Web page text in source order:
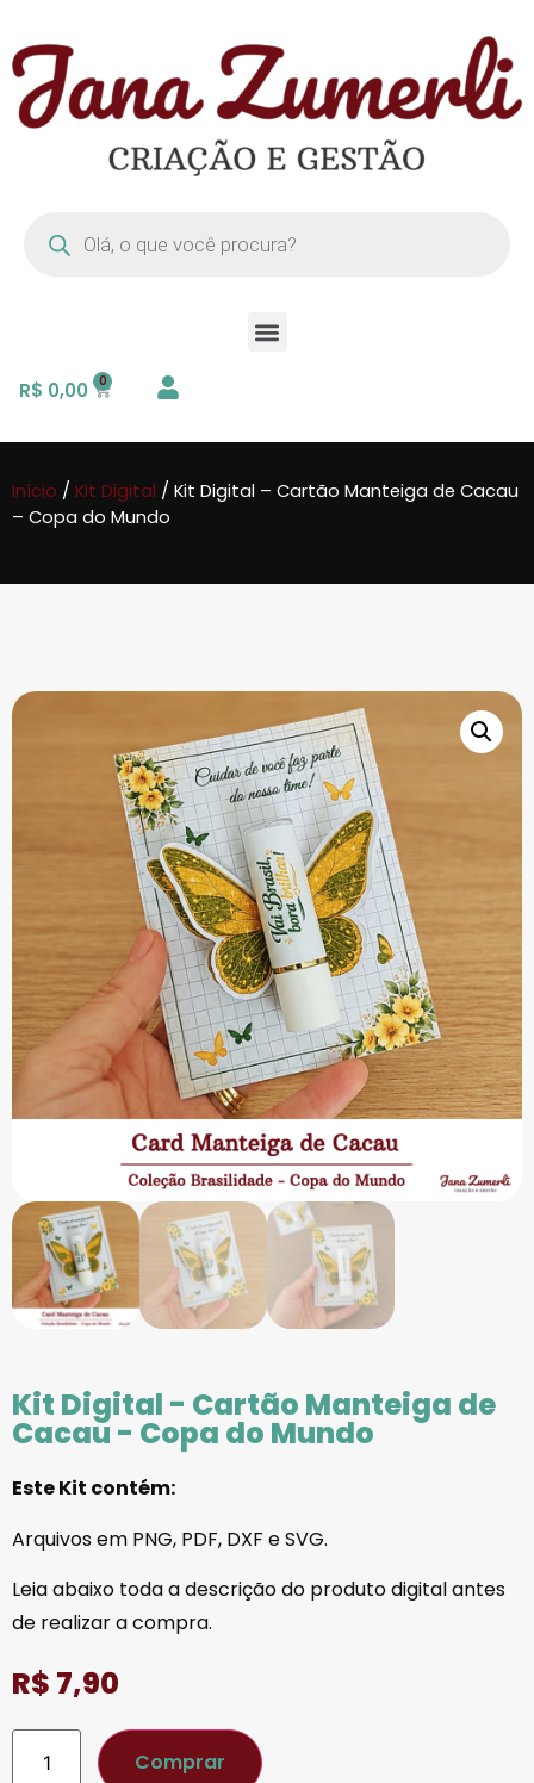
R$ 0,00
Início / Kit Digital / Kit Digital – Cartão Manteiga de Cacau
– Copa do Mundo
Kit Digital - Cartão Manteiga de
Cacau - Copa do Mundo
Este Kit contém:
Arquivos em PNG, PDF, DXF e SVG.
Leia abaixo toda a descrição do produto digital antes
de realizar a compra.
R$ 7,90
Comprar